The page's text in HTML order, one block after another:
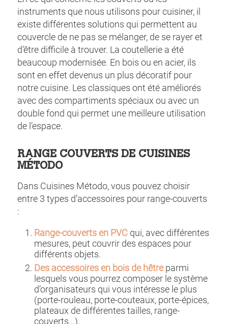
instruments que nous utilisons pour cuisiner, il
existe différentes solutions qui permettent au
couvercle de ne pas se mélanger, de se rayer et
d’être difficile à trouver. La coutellerie a été
beaucoup modernisée. En bois ou en acier, ils
sont en effet devenus un plus décoratif pour
notre cuisine. Les classiques ont été améliorés
avec des compartiments spéciaux ou avec un
double fond qui permet une meilleure utilisation
de l’espace.
RANGE COUVERTS DE CUISINES
MÉTODO
Dans Cuisines Método, vous pouvez choisir
entre 3 types d’accessoires pour range-couverts
:
Range-couverts en PVCqui, avec différentes
mesures, peut couvrir des espaces pour
différents objets.
Des accessoires en bois de hêtreparmi
lesquels vous pourrez composer le système
d’organisateurs qui vous intéresse le plus
(porte-rouleau, porte-couteaux, porte-épices,
plateaux de différentes tailles, range-
couverts…).